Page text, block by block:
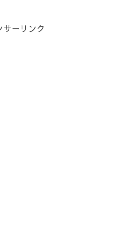
サーリンク